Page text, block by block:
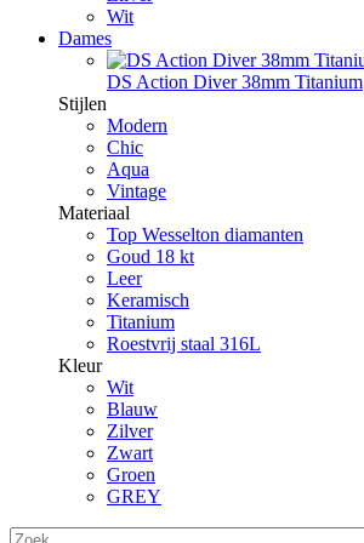
Wit
Dames
DS Action Diver 38mm Titanium
Stijlen
Modern
Chic
Aqua
Vintage
Materiaal
Top Wesselton diamanten
Goud 18 kt
Leer
Keramisch
Titanium
Roestvrij staal 316L
Kleur
Wit
Blauw
Zilver
Zwart
Groen
GREY